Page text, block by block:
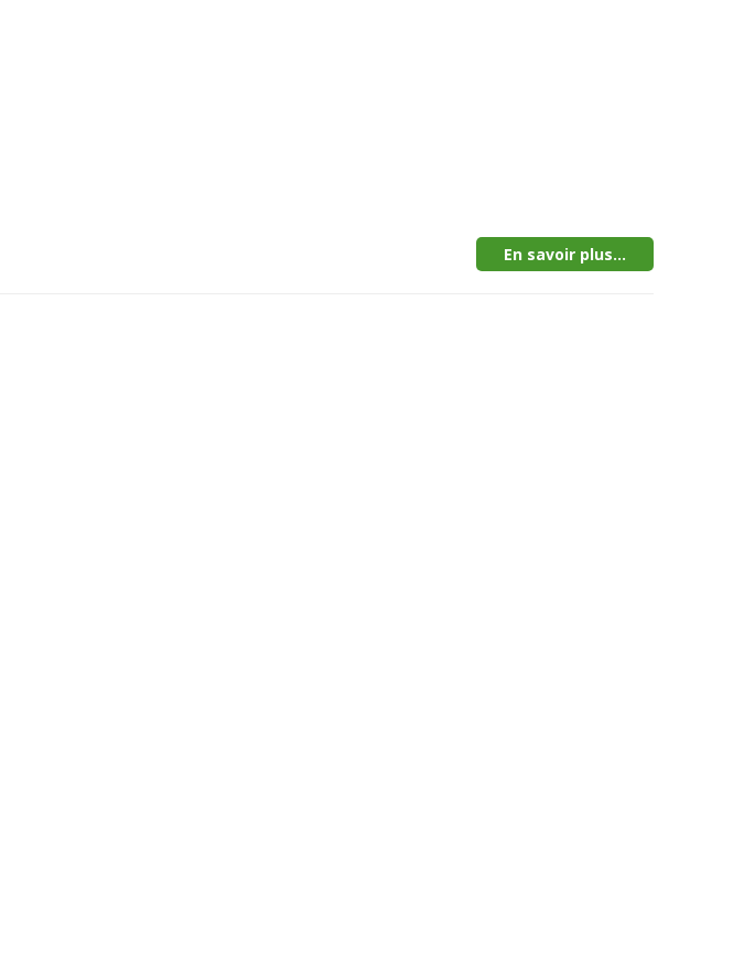
En savoir plus...